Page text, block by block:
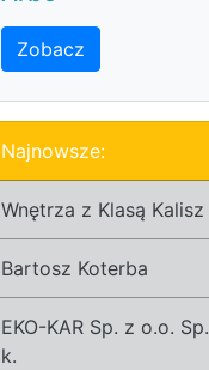
Zobacz
Najnowsze:
Wnętrza z Klasą Kalisz
Bartosz Koterba
EKO-KAR Sp. z o.o. Sp.
k.